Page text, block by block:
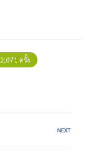
2,071 ครั้ง
NEXT